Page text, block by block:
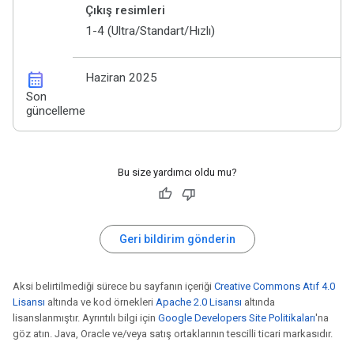
Çıkış resimleri
1-4 (Ultra/Standart/Hızlı)
calendar_month
Son
güncelleme
Haziran 2025
Bu size yardımcı oldu mu?
Geri bildirim gönderin
Aksi belirtilmediği sürece bu sayfanın içeriği Creative Commons Atıf 4.0
Lisansı altında ve kod örnekleri Apache 2.0 Lisansı altında
lisanslanmıştır. Ayrıntılı bilgi için Google Developers Site Politikaları'na
göz atın. Java, Oracle ve/veya satış ortaklarının tescilli ticari markasıdır.